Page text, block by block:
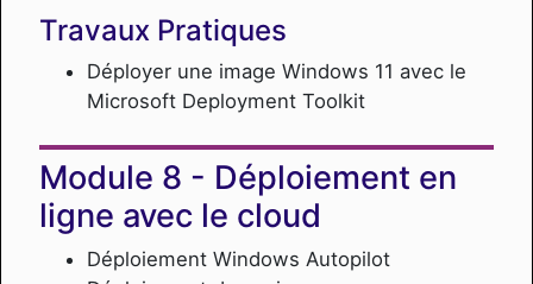
Travaux Pratiques
Déployer une image Windows 11 avec le
Microsoft Deployment Toolkit
Déploiement en
ligne avec le cloud
Déploiement Windows Autopilot